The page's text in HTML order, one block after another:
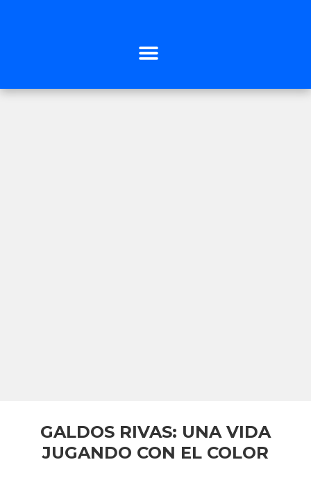
GALDOS RIVAS: UNA VIDA
JUGANDO CON EL COLOR